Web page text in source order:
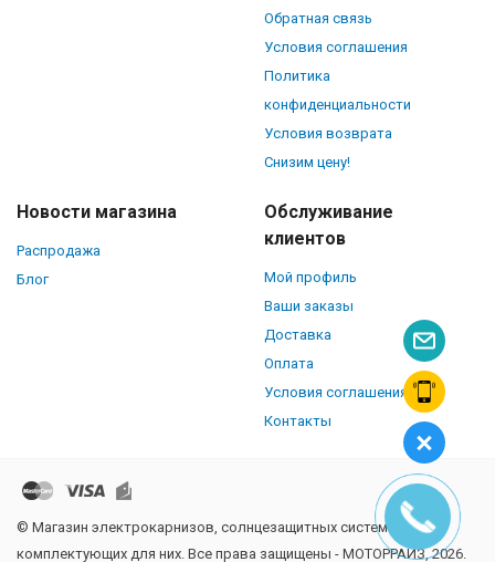
Обратная связь
Условия соглашения
Политика
конфиденциальности
Условия возврата
Снизим цену!
Новости магазина
Распродажа
Блог
Обслуживание
клиентов
Мой профиль
Ваши заказы
Доставка
Оплата
Условия соглашения
Контакты
© Магазин электрокарнизов, солнцезащитных систем и
комплектующих для них. Все права защищены - МОТОРРАЙЗ, 2026.